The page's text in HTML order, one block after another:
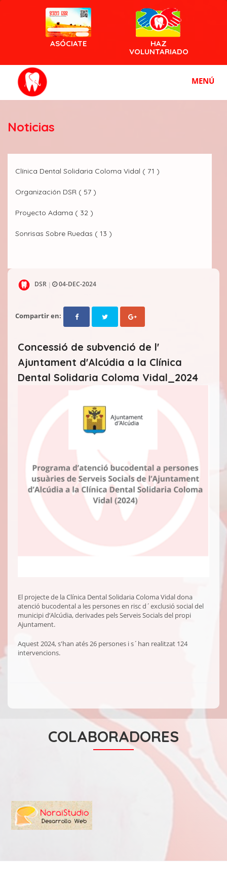
ASÓCIATE
HAZ
VOLUNTARIADO
MENÚ
Noticias
Clínica Dental Solidaria Coloma Vidal ( 71 )
Organización DSR ( 57 )
Proyecto Adama ( 32 )
Sonrisas Sobre Ruedas ( 13 )
DSR | 04-DEC-2024
Compartir en:
Concessió de subvenció de l'
Ajuntament d'Alcúdia a la Clínica
Dental Solidaria Coloma Vidal_2024
El projecte de la Clínica Dental Solidaria Coloma Vidal dona
atenció bucodental a les persones en risc d´exclusió social del
municipi d’Alcúdia, derivades pels Serveis Socials del propi
Ajuntament.
Aquest 2024, s'han atés 26 persones i s´han realitzat 124
intervencions.
COLABORADORES